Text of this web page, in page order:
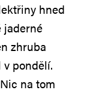
hned
jaderné
zhruba
pondělí.
na tom